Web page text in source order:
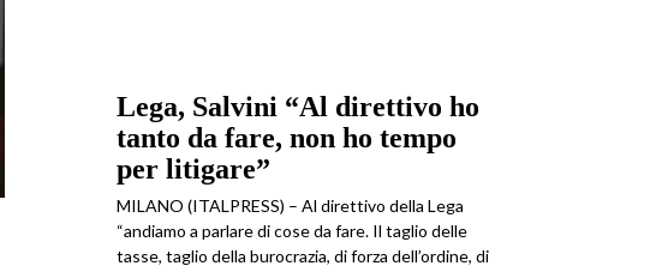
Lega, Salvini “Al direttivo ho
tanto da fare, non ho tempo
per litigare”
MILANO (ITALPRESS) – Al direttivo della Lega
“andiamo a parlare di cose da fare. Il taglio delle
tasse, taglio della burocrazia, di forza dell’ordine, di